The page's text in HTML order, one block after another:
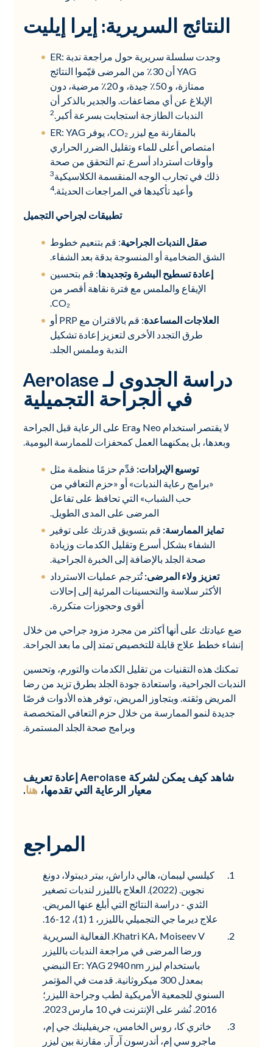
النتائج السريرية: إيرا إيليت
وجدت سلسلة سريرية حول مراجعة ندبة ER:
YAG أن 30٪ من المرضى قيّموا النتائج
ممتازة، و 50٪ جيدة، و 20٪ مرضية، دون
الإبلاغ عن أي مضاعفات. والجدير بالذكر أن
الندبات الطازجة استجابت بسرعة أكبر.2
بالمقارنة مع ليزر CO₂، يوفر ER: YAG
امتصاص أعلى للماء وتقليل الضرر الحراري
وأوقات استرداد أسرع. تم التحقق من صحة
ذلك في تجارب الوجه المنقسمة الكلاسيكية3
وأعيد تأكيدها في المراجعات الحديثة.4
تطبيقات لجراحي التجميل
صقل الندبات الجراحية: قم بتنعيم خطوط
الشق الضخامية أو المنسوجة بدقة بعد الشفاء.
إعادة تسطيح البشرة وتجديدها: قم بتحسين
الإيقاع والملمس مع فترة نقاهة أقصر من
CO₂.
العلاجات المساعدة
: قم بالاقتران مع PRP أو
طرق التجدد الأخرى لتعزيز إعادة تشكيل
الندبة وملمس الجلد.
دراسة الجدوى لـ Aerolase
في الجراحة التجميلية
لا يقتصر استخدام Neo وEra على الرعاية قبل الجراحة
وبعدها، بل يمكنهما العمل كمحفزات للممارسة اليومية.
توسيع الإيرادات: قدِّم حزمًا منظمة مثل
«برامج رعاية الندبات» أو «حزم التعافي من
حب الشباب» التي تحافظ على تفاعل
المرضى على المدى الطويل.
تمايز الممارسة: قم بتسويق قدرتك على توفير
الشفاء بشكل أسرع وتقليل الكدمات وزيادة
صحة الجلد بالإضافة إلى الخبرة الجراحية.
تعزيز ولاء المرضى:تُترجم عمليات الاسترداد
الأكثر سلاسة والتحسينات المرئية إلى إحالات
أقوى وحجوزات متكررة.
ضع عيادتك على أنها أكثر من مجرد مزود جراحي من خلال
إنشاء خطط علاج قابلة للتخصيص تمتد إلى ما بعد الجراحة.
تمكنك هذه التقنيات من تقليل الكدمات والتورم، وتحسين
الندبات الجراحية، واستعادة جودة الجلد بطرق تزيد من رضا
المريض وثقته. وبتجاوز المريض، توفر هذه الأدوات فرصًا
جديدة لنمو الممارسة من خلال حزم التعافي المتخصصة
وبرامج صحة الجلد المستمرة.
شاهد كيف يمكن لشركة Aerolase إعادة تعريف
معيار الرعاية التي تقدمها، هنا.
المراجع
كيلسي ليبمان، هالي داراش، بيتر ديبتولا، دونغ
نجوين. (2022). العلاج بالليزر لندبات تصغير
الثدي - دراسة النتائج التي أبلغ عنها المريض.
علاج ديرما جي التجميلي بالليزر، 1 (1)، 12-16.
Khatri KA، Moiseev V. الفعالية السريرية
ورضا المرضى في مراجعة الندبات بالليزر
باستخدام ليزر Er: YAG 2940 nm النبضي
بمعدل 300 ميكروثانية. قدمت في المؤتمر
السنوي للجمعية الأمريكية لطب وجراحة الليزر؛
2016. نُشر على الإنترنت في 10 مارس 2023.
خاتري كا، روس الخامس، جريفيلينك جي إم،
ماجرو سي إم، أندرسون آر آر. مقارنة بين ليزر